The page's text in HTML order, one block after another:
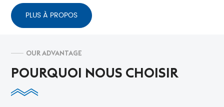
PLUS À PROPOS
OUR ADVANTAGE
POURQUOI NOUS CHOISIR